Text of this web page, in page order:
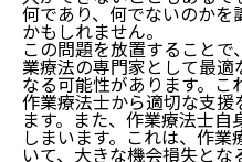
何であり、何でないのか
かもしれません。
この問題を放置すること
業療法の専門家として最適
なる可能性があります。
作業療法士から適切な支
ます。また、作業療法士
しまいます。これは、作
いて、大きな機会損失とな